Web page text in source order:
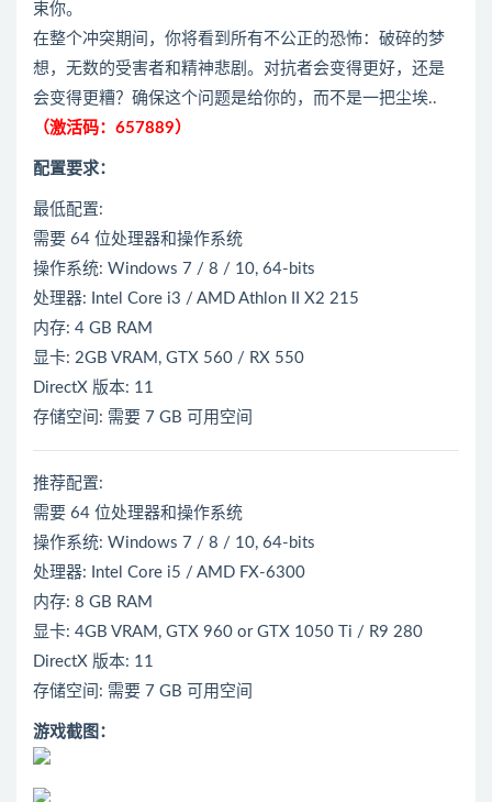
束你。
在整个冲突期间，你将看到所有不公正的恐怖：破碎的梦
想，无数的受害者和精神悲剧。对抗者会变得更好，还是
会变得更糟？确保这个问题是给你的，而不是一把尘埃..
（激活码：657889）
配置要求：
最低配置:
需要 64 位处理器和操作系统
操作系统: Windows 7 / 8 / 10, 64-bits
处理器: Intel Core i3 / AMD Athlon II X2 215
内存: 4 GB RAM
显卡: 2GB VRAM, GTX 560 / RX 550
DirectX 版本: 11
存储空间: 需要 7 GB 可用空间
推荐配置:
需要 64 位处理器和操作系统
操作系统: Windows 7 / 8 / 10, 64-bits
处理器: Intel Core i5 / AMD FX-6300
内存: 8 GB RAM
显卡: 4GB VRAM, GTX 960 or GTX 1050 Ti / R9 280
DirectX 版本: 11
存储空间: 需要 7 GB 可用空间
游戏截图：